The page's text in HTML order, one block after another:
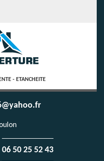
- ETANCHEITE
06 50 25 52 43